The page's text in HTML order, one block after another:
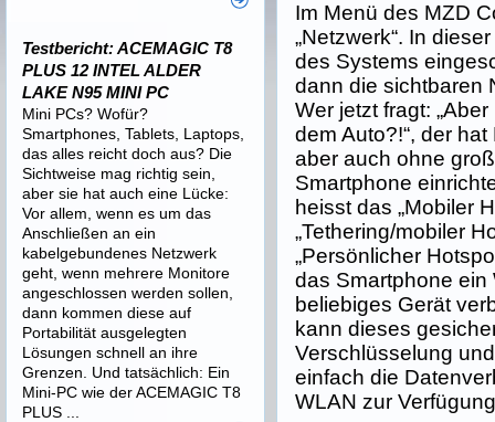
Im Menü des MZD
„Netzwerk“. In
des Systems
dann die sichtbaren
Wer jetzt fragt:
dem Auto?!“, der
aber auch ohne
Smartphone
heisst das „Mobiler
„Tethering/mobiler
„Persönlicher
das Smartphone ein
beliebiges Gerät
kann dieses
Verschlüsselung
einfach die
WLAN zur
Testbericht: ACEMAGIC T8
PLUS 12 INTEL ALDER
LAKE N95 MINI PC
Mini PCs? Wofür?
Smartphones, Tablets, Laptops,
das alles reicht doch aus? Die
Sichtweise mag richtig sein,
aber sie hat auch eine Lücke:
Vor allem, wenn es um das
Anschließen an ein
kabelgebundenes Netzwerk
geht, wenn mehrere Monitore
angeschlossen werden sollen,
dann kommen diese auf
Portabilität ausgelegten
Lösungen schnell an ihre
Grenzen. Und tatsächlich: Ein
Mini-PC wie der ACEMAGIC T8
PLUS ...